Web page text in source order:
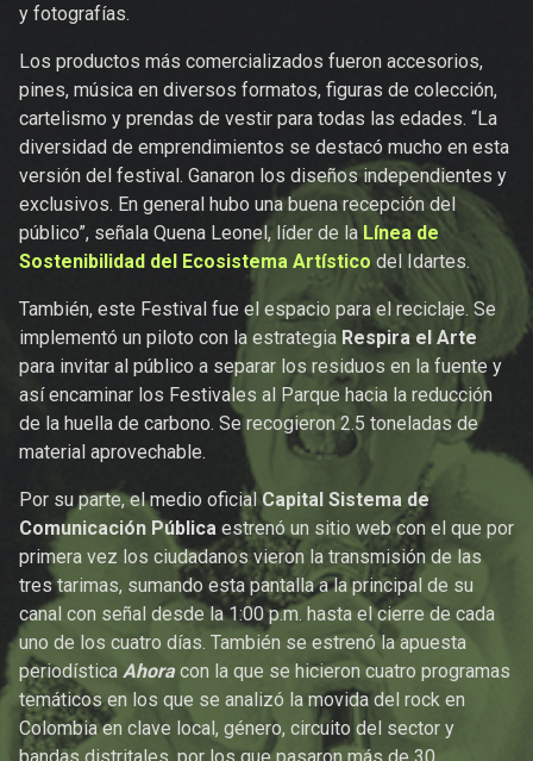
y fotografías.
Los productos más comercializados fueron accesorios,
pines, música en diversos formatos, figuras de colección,
cartelismo y prendas de vestir para todas las edades. “La
diversidad de emprendimientos se destacó mucho en esta
versión del festival. Ganaron los diseños independientes y
exclusivos. En general hubo una buena recepción del
público”, señala Quena Leonel, líder de la Línea de
Sostenibilidad del Ecosistema Artístico del Idartes.
También, este Festival fue el espacio para el reciclaje. Se
implementó un piloto con la estrategia Respira el Arte
para invitar al público a separar los residuos en la fuente y
así encaminar los Festivales al Parque hacia la reducción
de la huella de carbono. Se recogieron 2.5 toneladas de
material aprovechable.
Por su parte, el medio oficial Capital Sistema de
Comunicación Pública estrenó un sitio web con el que por
primera vez los ciudadanos vieron la transmisión de las
tres tarimas, sumando esta pantalla a la principal de su
canal con señal desde la 1:00 p.m. hasta el cierre de cada
uno de los cuatro días. También se estrenó la apuesta
periodística Ahoracon la que se hicieron cuatro programas
temáticos en los que se analizó la movida del rock en
Colombia en clave local, género, circuito del sector y
bandas distritales, por los que pasaron más de 30